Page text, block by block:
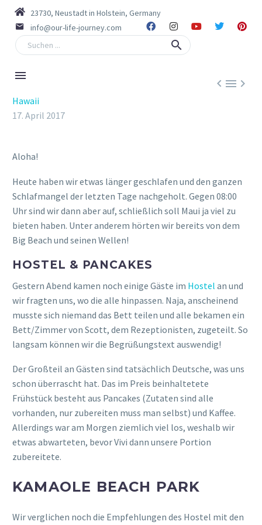
23730, Neustadt in Holstein, Germany
info@our-life-journey.com

Hawaii
17. April 2017
Aloha!
Heute haben wir etwas länger geschlafen und den ganzen
Schlafmangel der letzten Tage nachgeholt. Gegen 08:00
Uhr sind wir dann aber auf, schließlich soll Maui ja viel zu
bieten haben. Unter anderem hörten wir bereits von dem
Big Beach und seinen Wellen!
HOSTEL & PANCAKES
Gestern Abend kamen noch einige Gäste im Hostel an und
wir fragten uns, wo die alle hinpassen. Naja, anscheinend
musste sich niemand das Bett teilen und alle bekamen ein
Bett/Zimmer von Scott, dem Rezeptionisten, zugeteilt. So
langsam können wir die Begrüßungstext auswendig!
Der Großteil an Gästen sind tatsächlich Deutsche, was uns
schon überrascht hat. Das im Preis beinhaltetete
Frühstück besteht aus Pancakes (Zutaten sind alle
vorhanden, nur zubereiten muss man selbst) und Kaffee.
Allerdings war am Morgen ziemlich viel los, weshalb wir
etwas abwarteten, bevor Vivi dann unsere Portion
zubereitete.
KAMAOLE BEACH PARK
Wir verglichen noch die Empfehlungen des Hostel mit den